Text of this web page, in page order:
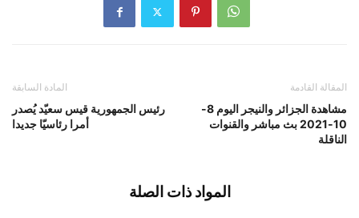
المادة السابقة
رئيس الجمهورية قيس سعيّد يُصدر
أمرا رئاسيّا جديدا
المقالة القادمة
مشاهدة الجزائر والنيجر اليوم 8-
10-2021 بث مباشر والقنوات
الناقلة
المواد ذات الصلة